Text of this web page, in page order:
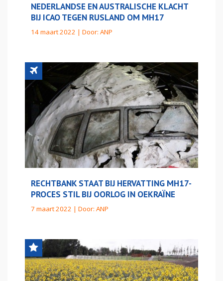
NEDERLANDSE EN AUSTRALISCHE KLACHT
BIJ ICAO TEGEN RUSLAND OM MH17
14 maart 2022 | Door: ANP
RECHTBANK STAAT BIJ HERVATTING MH17-
PROCES STIL BIJ OORLOG IN OEKRAÏNE
7 maart 2022 | Door: ANP